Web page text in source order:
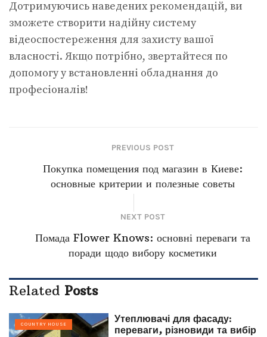
Дотримуючись наведених рекомендацій, ви
зможете створити надійну систему
відеоспостереження для захисту вашої
власності. Якщо потрібно, звертайтеся по
допомогу у встановленні обладнання до
професіоналів!
PREVIOUS POST
Покупка помещения под магазин в Киеве:
основные критерии и полезные советы
NEXT POST
Помада Flower Knows: основні переваги та
поради щодо вибору косметики
Related Posts
COUNTRY HOUSE
Утеплювачі для фасаду:
переваги, різновиди та вибір